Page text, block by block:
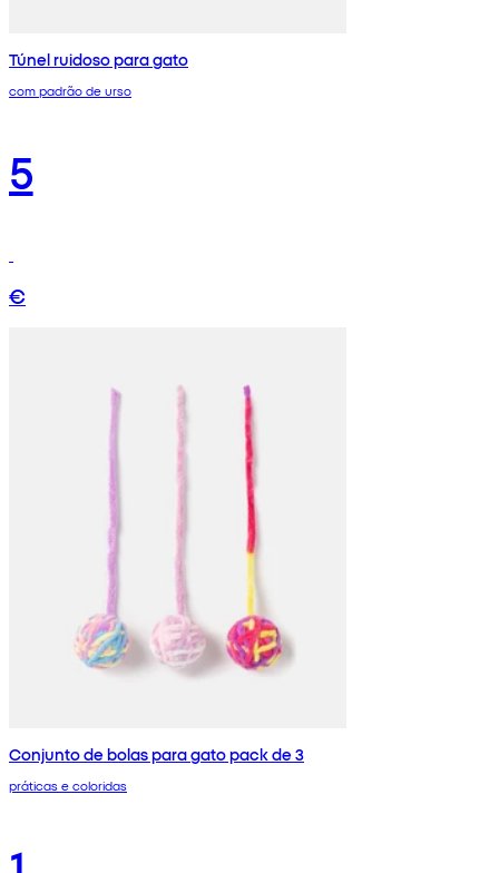
Túnel ruidoso para gato
com padrão de urso
5
€
Conjunto de bolas para gato pack de 3
práticas e coloridas